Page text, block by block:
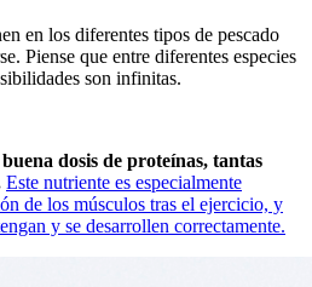
en los diferentes tipos de pescado
Piense que entre diferentes especies
son infinitas.
dosis de proteínas, tantas
Este nutriente es especialmente
de los músculos tras el ejercicio, y
y se desarrollen correctamente.